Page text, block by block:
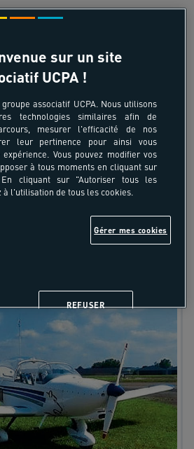
+ UCPA
du vol partagé en groupe
qualité
autour de l'aéronautique
pro et attentif
maître-mot de votre
sur un site
UCPA !
associatif UCPA. Nous utilisons
technologies similaires afin de
mesurer l'efficacité de nos
leur pertinence pour ainsi vous
Vous pouvez modifier vos
à tous moments en cliquant sur
cliquant sur "Autoriser tous les
à l'utilisation de tous les cookies.
Gérer mes cookies
REFUSER